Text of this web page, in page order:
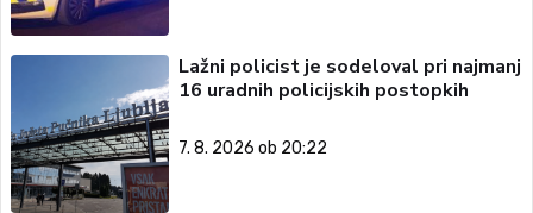
Lažni policist je sodeloval pri najmanj
16 uradnih policijskih postopkih
7. 8. 2026 ob 20:22